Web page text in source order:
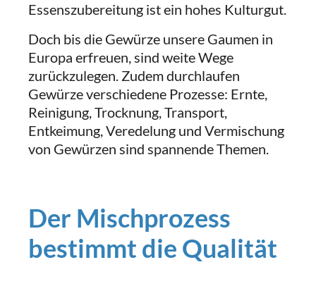
Essenszubereitung ist ein hohes Kulturgut.
Doch bis die Gewürze unsere Gaumen in
Europa erfreuen, sind weite Wege
zurückzulegen. Zudem durchlaufen
Gewürze verschiedene Prozesse: Ernte,
Reinigung, Trocknung, Transport,
Entkeimung, Veredelung und Vermischung
von Gewürzen sind spannende Themen.
Der Mischprozess
bestimmt die Qualität